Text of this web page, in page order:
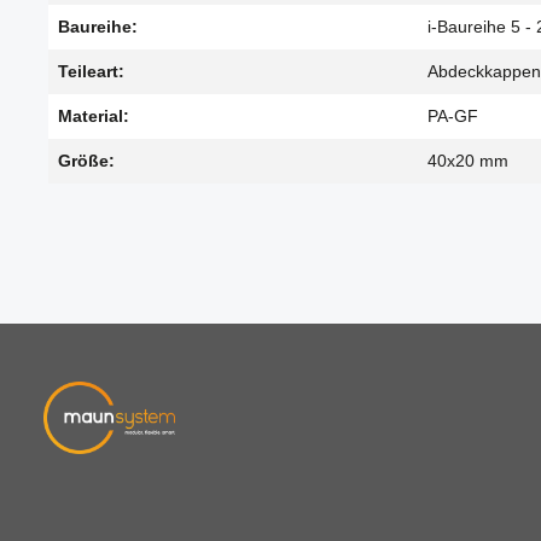
Baureihe: i-Baureihe 5 -
Teileart: Abdeckkappen
Material: PA-GF
Größe: 40x20 mm